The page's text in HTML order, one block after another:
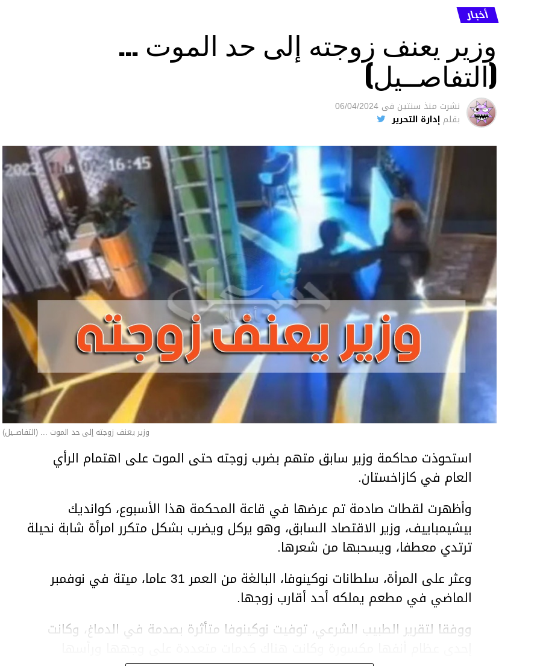
أخبار
وزير يعنف زوجته إلى حد الموت …
(التفاصــيل)
نشرت منذ سنتين فى 06/04/2024
بقلم إدارة التحرير
وزير يعنف زوجته إلى حد الموت ... (التفاصــيل)
استحوذت محاكمة وزير سابق متهم بضرب زوجته حتى الموت على اهتمام الرأي
العام في كازاخستان.
وأظهرت لقطات صادمة تم عرضها في قاعة المحكمة هذا الأسبوع، كوانديك
بيشيمباييف، وزير الاقتصاد السابق، وهو يركل ويضرب بشكل متكرر امرأة شابة نحيلة
ترتدي معطفا، ويسحبها من شعرها.
وعثر على المرأة، سلطانات نوكينوفا، البالغة من العمر 31 عاما، ميتة في نوفمبر
الماضي في مطعم يملكه أحد أقارب زوجها.
ووفقا لتقرير الطبيب الشرعي، توفيت نوكينوفا متأثرة بصدمة في الدماغ، وكانت